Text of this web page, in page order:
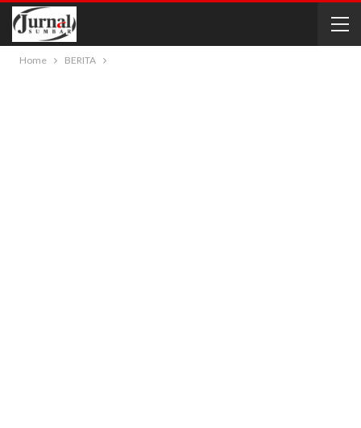
Home BERITA